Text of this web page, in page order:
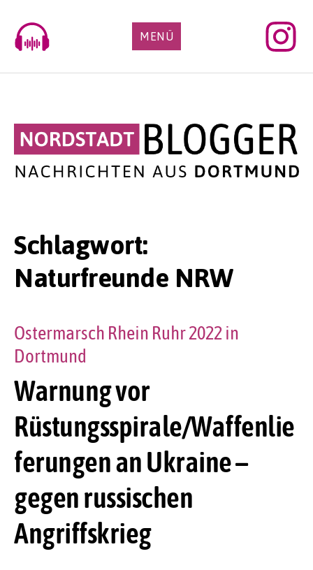
content
MENÜ
Schlagwort:
Naturfreunde NRW
Warnung vor
Rüstungsspirale/Waffenlie
ferungen an Ukraine –
gegen russischen
Angriffskrieg
Ostermarsch Rhein Ruhr 2022 in
Dortmund